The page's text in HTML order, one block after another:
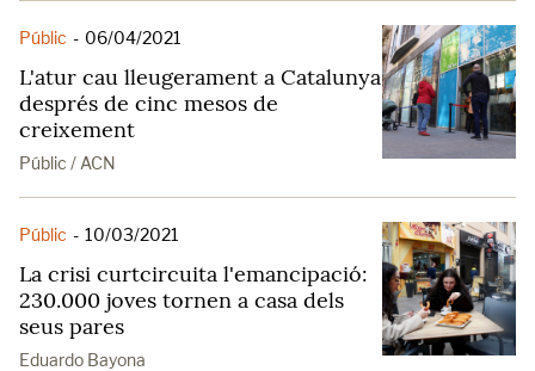
Públic - 06/04/2021
L'atur cau lleugerament a Catalunya
després de cinc mesos de
creixement
Públic / ACN
Públic - 10/03/2021
La crisi curtcircuita l'emancipació:
230.000 joves tornen a casa dels
seus pares
Eduardo Bayona